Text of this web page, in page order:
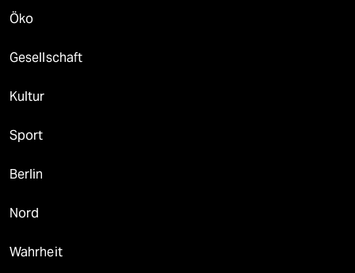
Öko
Gesellschaft
Kultur
Sport
Berlin
Nord
Wahrheit